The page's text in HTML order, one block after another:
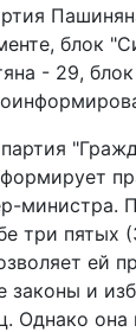
блок
- 29,
министра.
три пятых
ей
законы и
Однако она